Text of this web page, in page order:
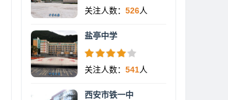
关注人数： 526人
盐亭中学
关注人数： 541人
西安市铁一中